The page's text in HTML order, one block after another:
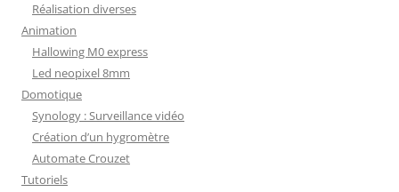
Réalisation diverses
Animation
Hallowing M0 express
Led neopixel 8mm
Domotique
Synology : Surveillance vidéo
Création d’un hygromètre
Automate Crouzet
Tutoriels